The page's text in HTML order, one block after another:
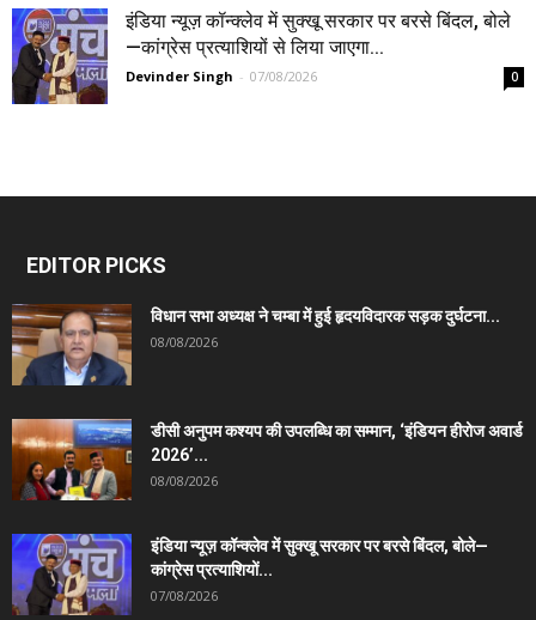
इंडिया न्यूज़ कॉन्क्लेव में सुक्खू सरकार पर बरसे बिंदल, बोले
—कांग्रेस प्रत्याशियों से लिया जाएगा...
Devinder Singh - 07/08/2026 0
EDITOR PICKS
विधान सभा अध्यक्ष ने चम्बा में हुई हृदयविदारक सड़क दुर्घटना...
08/08/2026
डीसी अनुपम कश्यप की उपलब्धि का सम्मान, ‘इंडियन हीरोज अवार्ड
2026’...
08/08/2026
इंडिया न्यूज़ कॉन्क्लेव में सुक्खू सरकार पर बरसे बिंदल, बोले—
कांग्रेस प्रत्याशियों...
07/08/2026